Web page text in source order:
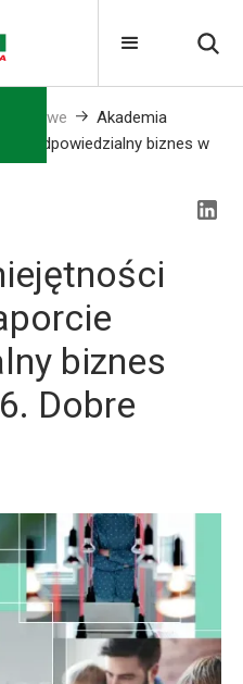
prasowe
Akademia
„Odpowiedzialny biznes w
biznes
Dobre